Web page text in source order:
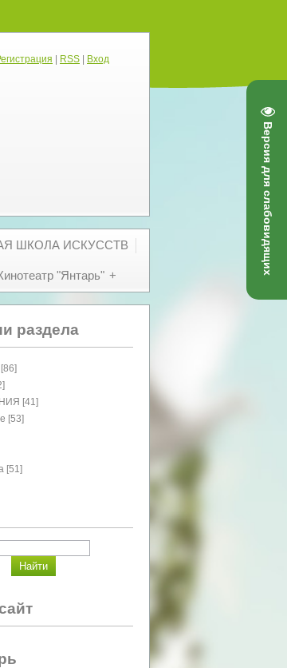
Версия для слабовидящих
RSS Вход
ШКОЛА ИСКУССТВ
"Янтарь"
раздела
[86]
[41]
[53]
[51]